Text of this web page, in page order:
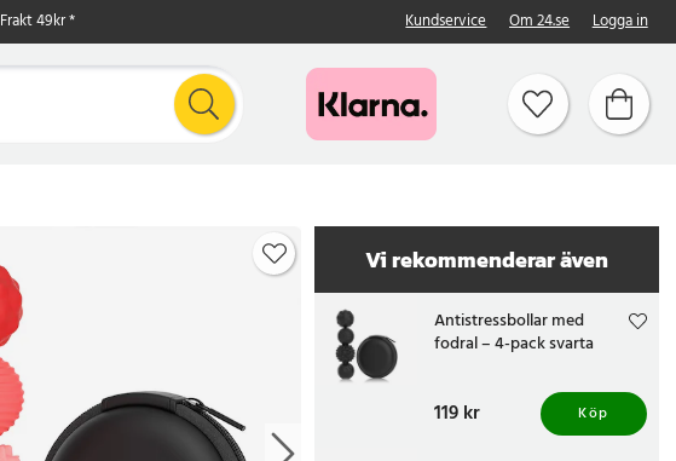
Frakt 49kr * Kundservice Om 24.se Logga in
Vi rekommenderar även
Antistressbollar med
fodral – 4-pack svarta
Pris :119 kr
119 kr Köp